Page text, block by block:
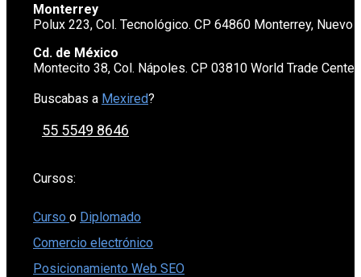
Monterrey
Polux 223, Col. Tecnológico. CP 64860 Monterrey, Nuevo
Cd. de México
Montecito 38, Col. Nápoles. CP 03810 World Trade
Buscabas a Mexired?
55 5549 8646
Cursos:
Curso o Diplomado
Comercio electrónico
Posicionamiento Web SEO